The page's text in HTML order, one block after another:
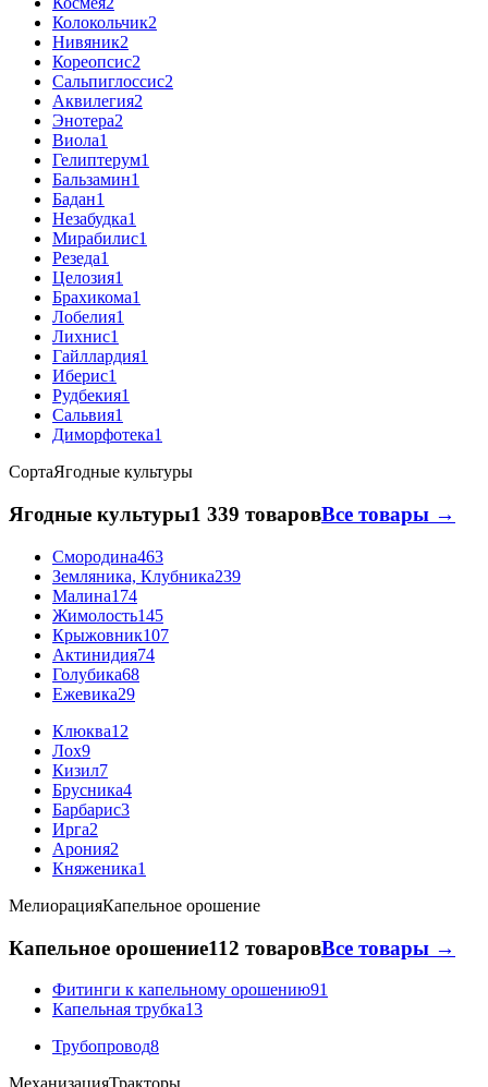
Колокольчик2
Нивяник2
Кореопсис2
Сальпиглоссис2
Аквилегия2
Энотера2
Виола1
Гелиптерум1
Бальзамин1
Бадан1
Незабудка1
Мирабилис1
Резеда1
Целозия1
Брахикома1
Лобелия1
Лихнис1
Гайллардия1
Иберис1
Рудбекия1
Сальвия1
Диморфотека1
СортаЯгодные культуры
Ягодные культуры1 339 товаровВсе товары →
Смородина463
Земляника, Клубника239
Малина174
Жимолость145
Крыжовник107
Актинидия74
Голубика68
Ежевика29
Клюква12
Лох9
Кизил7
Брусника4
Барбарис3
Ирга2
Арония2
Княженика1
МелиорацияКапельное орошение
Капельное орошение112 товаровВсе товары →
Фитинги к капельному орошению91
Капельная трубка13
Трубопровод8